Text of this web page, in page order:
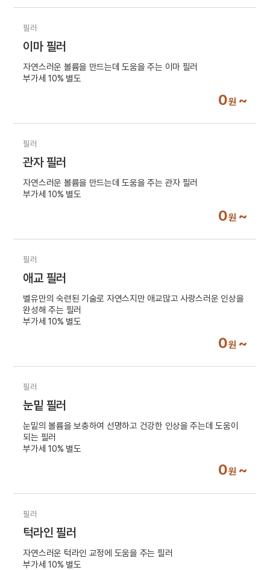
필러
이마 필러
자연스러운 볼륨을 만드는데 도움을 주는 이마 필러
부가세 10% 별도
0원 ~
필러
관자 필러
자연스러운 볼륨을 만드는데 도움을 주는 관자 필러
부가세 10% 별도
0원 ~
필러
애교 필러
벨유만의 숙련된 기술로 자연스지만 애교많고 사랑스러운 인상을
완성해 주는 필러
부가세 10% 별도
0원 ~
필러
눈밑 필러
눈밑의 볼륨을 보충하여 선명하고 건강한 인상을 주는데 도움이
되는 필러
부가세 10% 별도
0원 ~
필러
턱라인 필러
자연스러운 턱라인 교정에 도움을 주는 필러
부가세 10% 별도